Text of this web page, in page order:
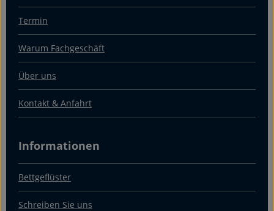
Termin
Warum Fachgeschäft
Über uns
Kontakt & Anfahrt
Informationen
Bettgeflüster
Schreiben Sie uns